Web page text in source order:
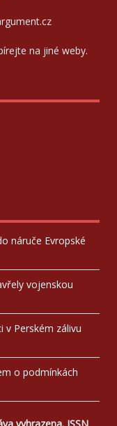
na jiné weby.
náruče Evropské
vojenskou
v Perském zálivu
o podmínkách